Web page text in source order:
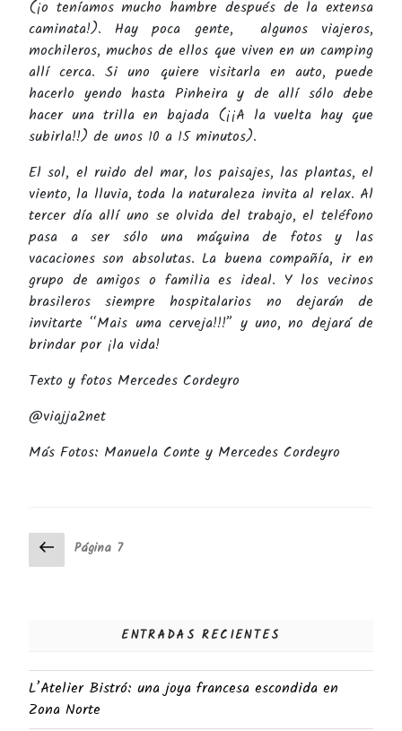
(¡o teníamos mucho hambre después de la extensa
caminata!). Hay poca gente, algunos viajeros,
mochileros, muchos de ellos que viven en un camping
allí cerca. Si uno quiere visitarla en auto, puede
hacerlo yendo hasta Pinheira y de allí sólo debe
hacer una trilla en bajada (¡¡A la vuelta hay que
subirla!!) de unos 10 a 15 minutos).
El sol, el ruido del mar, los paisajes, las plantas, el
viento, la lluvia, toda la naturaleza invita al relax. Al
tercer día allí uno se olvida del trabajo, el teléfono
pasa a ser sólo una máquina de fotos y las
vacaciones son absolutas. La buena compañía, ir en
grupo de amigos o familia es ideal. Y los vecinos
brasileros siempre hospitalarios no dejarán de
invitarte “Mais uma cerveja!!!” y uno, no dejará de
brindar por ¡la vida!
Texto y fotos Mercedes Cordeyro
@viajja2net
Más Fotos: Manuela Conte y Mercedes Cordeyro
Navegación
entradas
Página
anterior
Página 7
ENTRADAS RECIENTES
L’Atelier Bistró: una joya francesa escondida en
Zona Norte